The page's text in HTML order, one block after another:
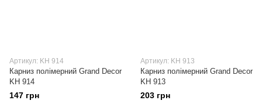
Артикул: KH 914
Карниз полімерний Grand Decor
KH 914
147 грн
Артикул: KH 913
Карниз полімерний Grand Decor
KH 913
203 грн